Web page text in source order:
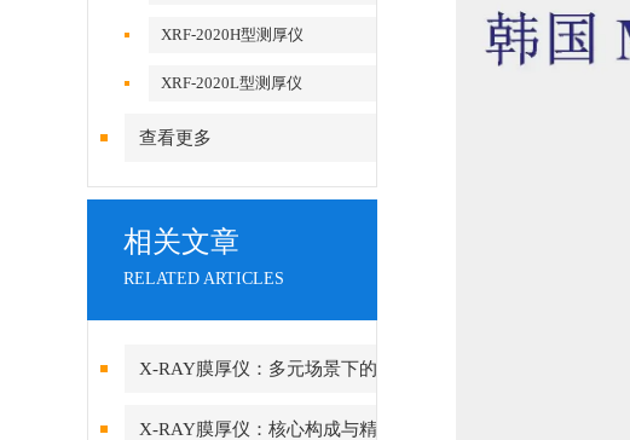
XRF-2020H型测厚仪
XRF-2020L型测厚仪
查看更多
相关文章
RELATED ARTICLES
X-RAY膜厚仪：多元场景下的
精准检测边界
X-RAY膜厚仪：核心构成与精